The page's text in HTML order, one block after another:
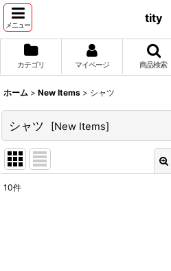
メニュー
tity
カテゴリ マイページ 商品検索
ホーム > New Items > シャツ
シャツ [New Items]
10件